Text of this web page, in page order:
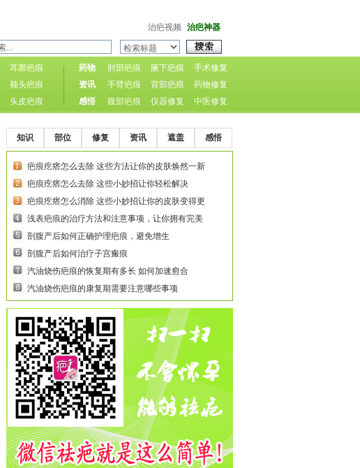
治疤神器
治疤视频
耳廓疤痕
额头疤痕
头皮疤痕
药物 肘部疤痕 腋下疤痕
手术修复
资讯
手臂疤痕 背部疤痕
药物修复
感悟
腹部疤痕 仪器修复 中医修复
知识 部位 修复 资讯 遮盖 感悟
疤痕疙瘩怎么去除 这些方法让你的皮肤焕然一新
疤痕疙瘩怎么去除 这些小妙招让你轻松解决
疤痕疙瘩怎么消除 这些小妙招让你的皮肤变得更
浅表疤痕的治疗方法和注意事项，让你拥有完美
剖腹产后如何正确护理疤痕，避免增生
剖腹产后如何治疗子宫瘢痕
汽油烧伤疤痕的恢复期有多长 如何加速愈合
汽油烧伤疤痕的康复期需要注意哪些事项